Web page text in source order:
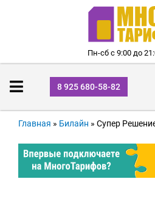
Пн-сб с 9:00 до
8 925 680-58-82
Главная » Билайн » Супер